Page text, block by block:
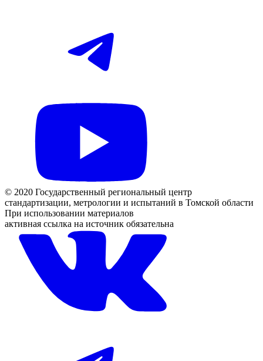
© 2020 Государственный региональный центр
стандартизации, метрологии и испытаний в Томской области
При использовании материалов
активная ссылка на источник обязательна